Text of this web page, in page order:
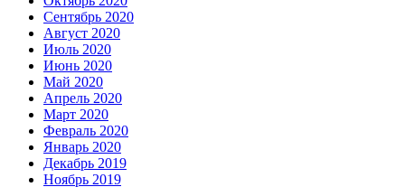
Сентябрь 2020
Август 2020
Июль 2020
Июнь 2020
Май 2020
Апрель 2020
Март 2020
Февраль 2020
Январь 2020
Декабрь 2019
Ноябрь 2019